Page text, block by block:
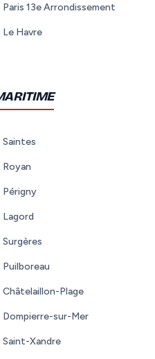
Paris 13e Arrondissement
Le Havre
Saintes
Royan
Périgny
Lagord
Surgères
Puilboreau
Châtelaillon-Plage
Dompierre-sur-Mer
Saint-Xandre